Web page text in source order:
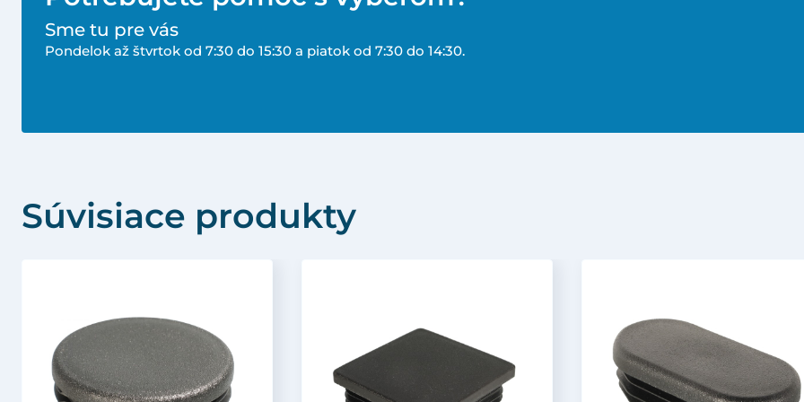
Sme tu pre vás
Pondelok až štvrtok od 7:30 do 15:30 a piatok od 7:30 do 14:30.
Súvisiace produkty